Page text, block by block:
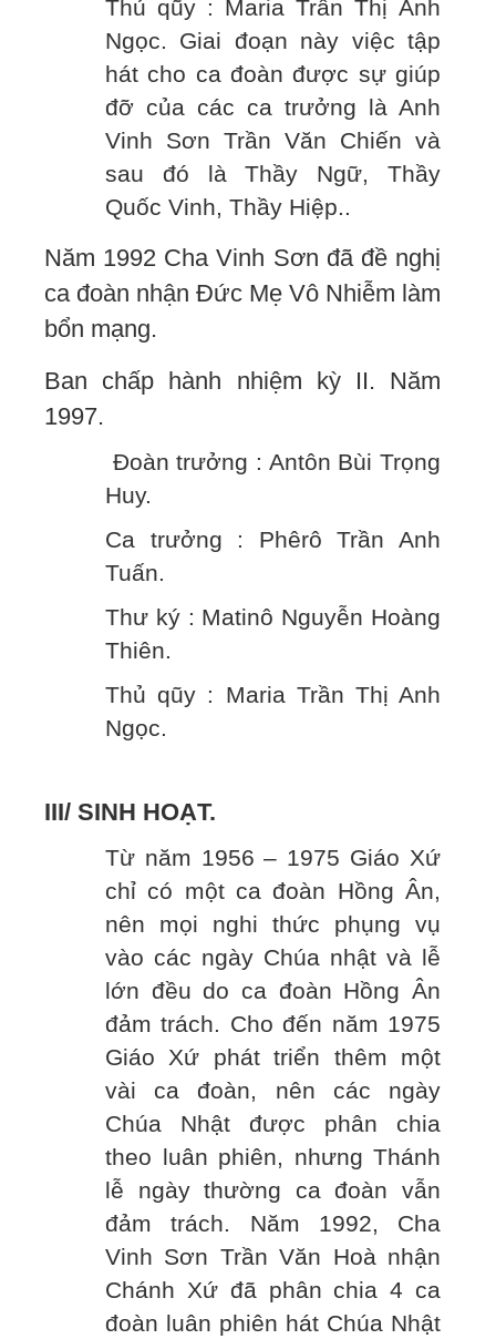
Thủ qũy : Maria Trần Thị Ánh
Ngọc. Giai đoạn này việc tập
hát cho ca đoàn được sự giúp
đỡ của các ca trưởng là Anh
Vinh Sơn Trần Văn Chiến và
sau đó là Thầy Ngữ, Thầy
Quốc Vinh, Thầy Hiệp..
Năm 1992 Cha Vinh Sơn đã đề nghị
ca đoàn nhận Đức Mẹ Vô Nhiễm làm
bổn mạng.
Ban chấp hành nhiệm kỳ II. Năm
1997.
Đoàn trưởng : Antôn Bùi Trọng
Huy.
Ca trưởng : Phêrô Trần Anh
Tuấn.
Thư ký : Matinô Nguyễn Hoàng
Thiên.
Thủ qũy : Maria Trần Thị Anh
Ngọc.
III/ SINH HOẠT.
Từ năm 1956 – 1975 Giáo Xứ
chỉ có một ca đoàn Hồng Ân,
nên mọi nghi thức phụng vụ
vào các ngày Chúa nhật và lễ
lớn đều do ca đoàn Hồng Ân
đảm trách. Cho đến năm 1975
Giáo Xứ phát triển thêm một
vài ca đoàn, nên các ngày
Chúa Nhật được phân chia
theo luân phiên, nhưng Thánh
lễ ngày thường ca đoàn vẫn
đảm trách. Năm 1992, Cha
Vinh Sơn Trần Văn Hoà nhận
Chánh Xứ đã phân chia 4 ca
đoàn luân phiên hát Chúa Nhật